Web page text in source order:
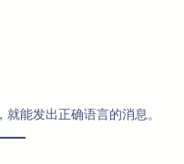
能发出正确语言的消息。